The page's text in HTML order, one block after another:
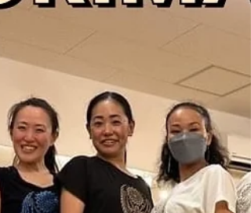
🌺2月スケジュール🌺 February schedule ❤️ 木曜
日 Thursday 2/1, 2/8, 2/29 •ベーシック 19:10〜
20:10 •通常クラス 19:10〜20:40 💗追加レッス